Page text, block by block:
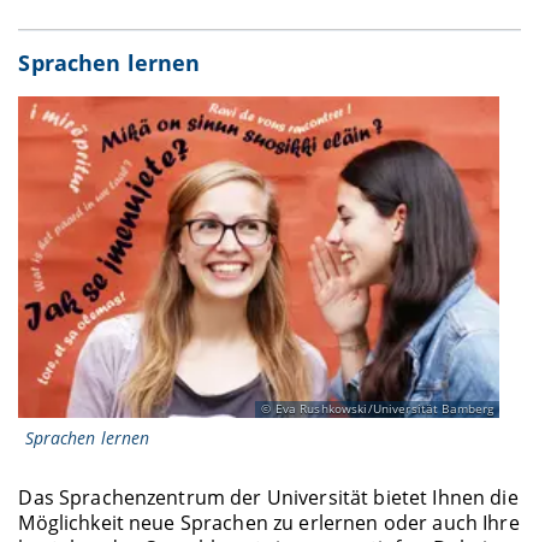
Sprachen lernen
Eva Rushkowski/Universität Bamberg
Sprachen lernen
Das Sprachenzentrum der Universität bietet Ihnen die
Möglichkeit neue Sprachen zu erlernen oder auch Ihre